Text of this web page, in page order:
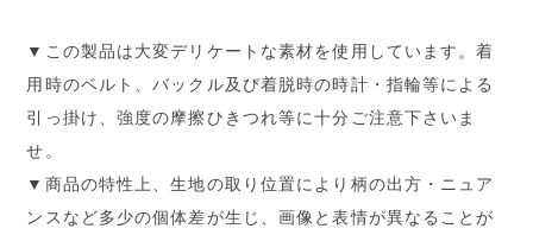
▼この製品は大変デリケートな素材を使用しています。着
用時のベルト、バックル及び着脱時の時計・指輪等による
引っ掛け、強度の摩擦ひきつれ等に十分ご注意下さいま
せ。
▼商品の特性上、生地の取り位置により柄の出方・ニュア
ンスなど多少の個体差が生じ、画像と表情が異なることが